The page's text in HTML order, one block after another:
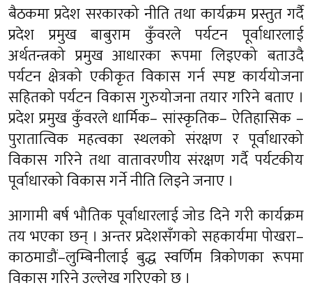
बैठकमा प्रदेश सरकारको नीति तथा कार्यक्रम प्रस्तुत गर्दै
प्रदेश प्रमुख बाबुराम कुँवरले पर्यटन पूर्वाधारलाई
अर्थतन्त्रको प्रमुख आधारका रूपमा लिइएको बताउदै
पर्यटन क्षेत्रको एकीकृत विकास गर्न स्पष्ट कार्ययोजना
सहितको पर्यटन विकास गुरुयोजना तयार गरिने बताए ।
प्रदेश प्रमुख कुँवरले धार्मिक– सांस्कृतिक– ऐतिहासिक –
पुरातात्विक महत्वका स्थलको संरक्षण र पूर्वाधारको
विकास गरिने तथा वातावरणीय संरक्षण गर्दै पर्यटकीय
पूर्वाधारको विकास गर्ने नीति लिइने जनाए ।
आगामी बर्ष भौतिक पूर्वाधारलाई जोड दिने गरी कार्यक्रम
तय भएका छन् । अन्तर प्रदेशसँगको सहकार्यमा पोखरा–
काठमाडौं–लुम्बिनीलाई बुद्ध स्वर्णिम त्रिकोणका रूपमा
विकास गरिने उल्लेख गरिएको छ ।